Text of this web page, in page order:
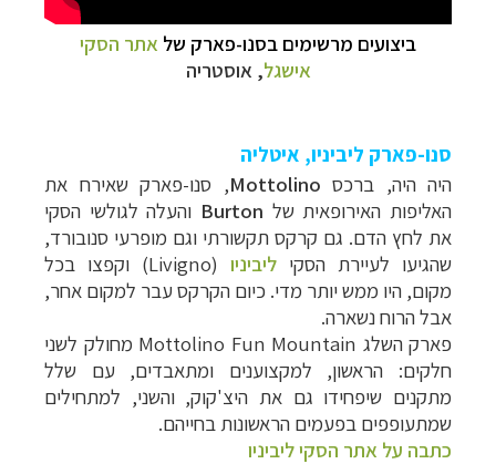
ביצועים מרשימים בסנו-פארק של אתר הסקי
אישגל, אוסטריה
סנו-פארק ליביניו, איטליה
היה היה, ברכס Mottolino, סנו-פארק שאירח את
האליפות האירופאית של Burton והעלה לגולשי הסקי
את לחץ הדם. גם קרקס תקשורתי וגם מופרעי סנובורד,
שהגיעו לעיירת הסקי ליביניו (
Livigno) וקפצו בכל
מקום, היו ממש יותר מדי. כיום הקרקס עבר למקום אחר,
אבל הרוח נשארה.
פארק השלג Mottolino Fun Mountain מחולק לשני
חלקים: הראשון, למקצוענים ומתאבדים, עם שלל
מתקנים שיפחידו גם את היצ'קוק, והשני, למתחילים
שמתעופפים בפעמים הראשונות בחייהם.
כתבה על אתר הסקי ליביניו